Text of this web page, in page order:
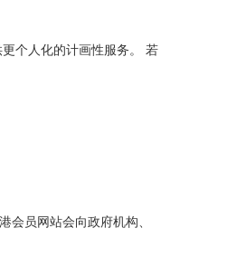
个人化的计画性服务。 若
员网站会向政府机构、